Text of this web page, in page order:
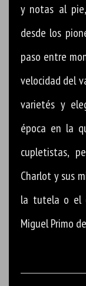
y notas al
desde los
paso entre
velocidad del
varietés y
época en la
cupletistas,
Charlot y sus
la tutela o el
Miguel Primo